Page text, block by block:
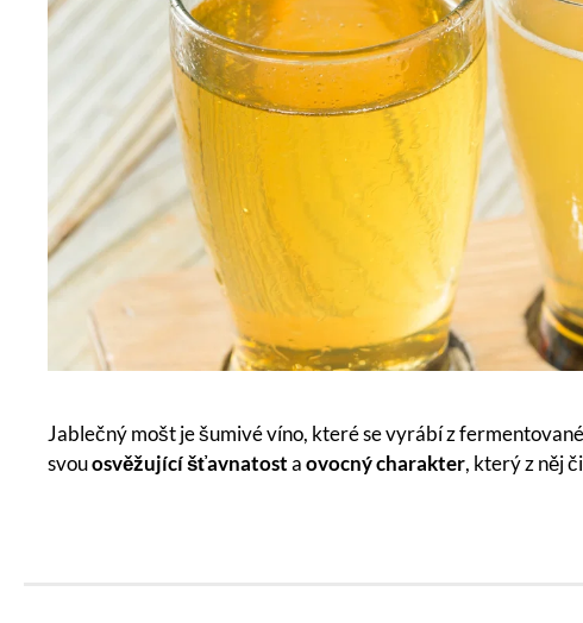
Jablečný mošt je šumivé víno, které se vyrábí z
svouosvěžující šťavnatostaovocný charakter, který z něj